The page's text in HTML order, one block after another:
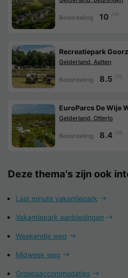
Beoordeling 10 /10
Recreatiepark
Gelderland, Aalten
Beoordeling 8.5 /10
EuroParcs De Wije
Gelderland, Otterlo
Beoordeling 8.4 /10
Deze thema's zijn ook
Last minute vakantiepark
Vakantiepark aanbiedingen
Weekendje weg
Midweek weg
Groepsaccommodaties